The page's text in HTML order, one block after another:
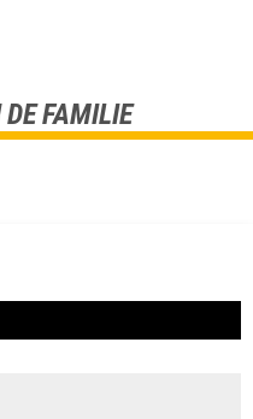
FAMILIE